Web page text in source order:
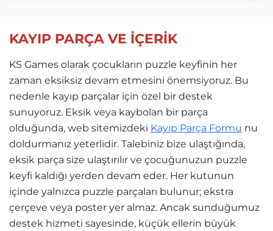
KAYIP PARÇA VE İÇERİK
KS Games olarak çocukların puzzle keyfinin her
zaman eksiksiz devam etmesini önemsiyoruz. Bu
nedenle kayıp parçalar için özel bir destek
sunuyoruz. Eksik veya kaybolan bir parça
olduğunda, web sitemizdeki Kayıp Parça Formu nu
doldurmanız yeterlidir. Talebiniz bize ulaştığında,
eksik parça size ulaştırılır ve çocuğunuzun puzzle
keyfi kaldığı yerden devam eder. Her kutunun
içinde yalnızca puzzle parçaları bulunur; ekstra
çerçeve veya poster yer almaz. Ancak sunduğumuz
destek hizmeti sayesinde, küçük ellerin büyük